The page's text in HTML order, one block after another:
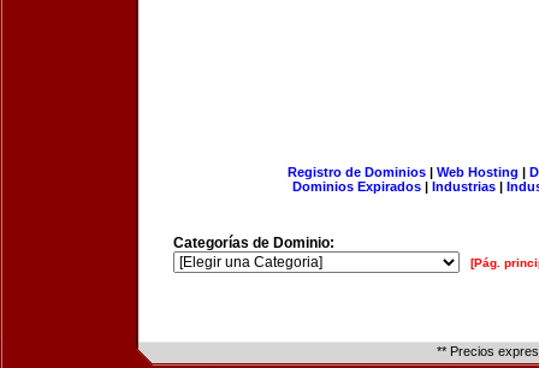
Registro de Dominios| Web Hosting |
Dominios Expirados | Industrias |
Categorías de Dominio:
[Pág.
** Precios